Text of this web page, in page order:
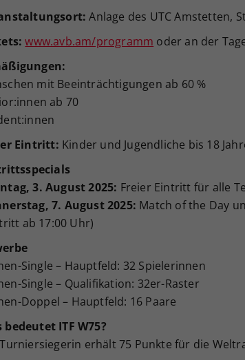
: Anlage des UTC Amstetten,
www.avb.am/programm oder an der
mit Beeinträchtigungen ab 60 %
ab 70
Eintritt: Kinder und Jugendliche bis 18
3. August 2025: Freier Eintritt für alle
7. August 2025: Match of the Day
ab 17:00 Uhr)
Single – Hauptfeld: 32 Spielerinnen
Single – Qualifikation: 32er-Raster
Doppel – Hauptfeld: 16 Paare
bedeutet ITF W75?
erhält 75 Punkte für die